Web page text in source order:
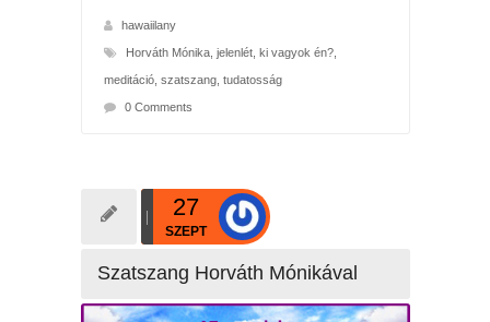
hawaiilany
Horváth Mónika, jelenlét, ki vagyok én?,
meditáció, szatszang, tudatosság
0 Comments
27
SZEPT
Szatszang Horváth Mónikával